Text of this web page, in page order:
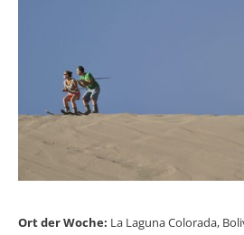
Ort der Woche: La Laguna Colorada,